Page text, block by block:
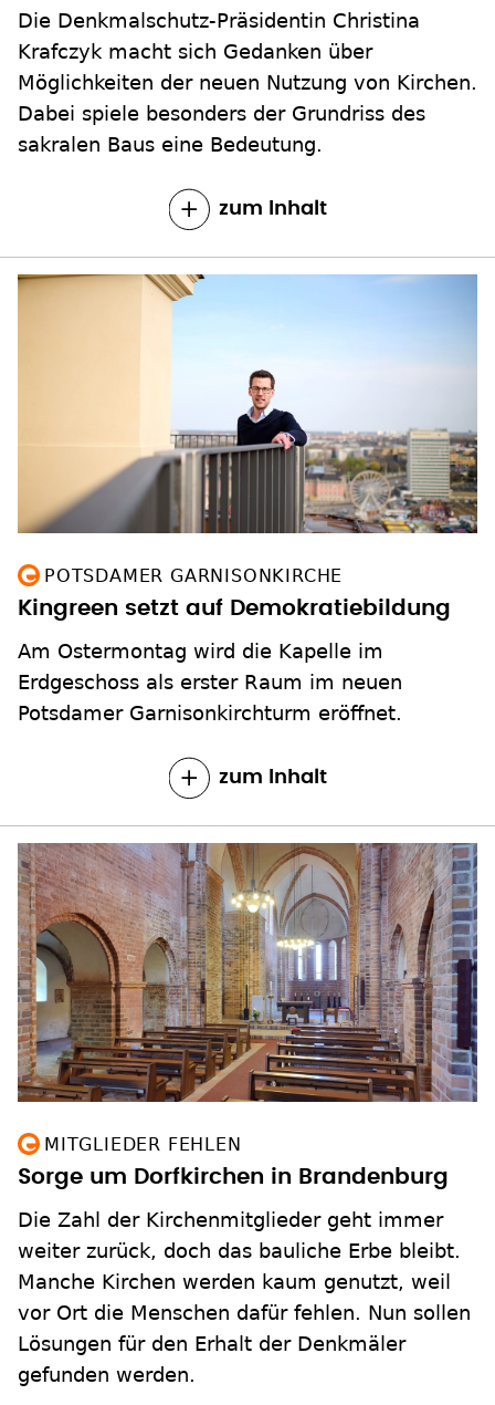
Die Denkmalschutz-Präsidentin Christina
Krafczyk macht sich Gedanken über
Möglichkeiten der neuen Nutzung von Kirchen.
Dabei spiele besonders der Grundriss des
sakralen Baus eine Bedeutung.
zum Inhalt
POTSDAMER GARNISONKIRCHE
Kingreen setzt auf Demokratiebildung
Am Ostermontag wird die Kapelle im
Erdgeschoss als erster Raum im neuen
Potsdamer Garnisonkirchturm eröffnet.
zum Inhalt
MITGLIEDER FEHLEN
Sorge um Dorfkirchen in Brandenburg
Die Zahl der Kirchenmitglieder geht immer
weiter zurück, doch das bauliche Erbe bleibt.
Manche Kirchen werden kaum genutzt, weil
vor Ort die Menschen dafür fehlen. Nun sollen
Lösungen für den Erhalt der Denkmäler
gefunden werden.